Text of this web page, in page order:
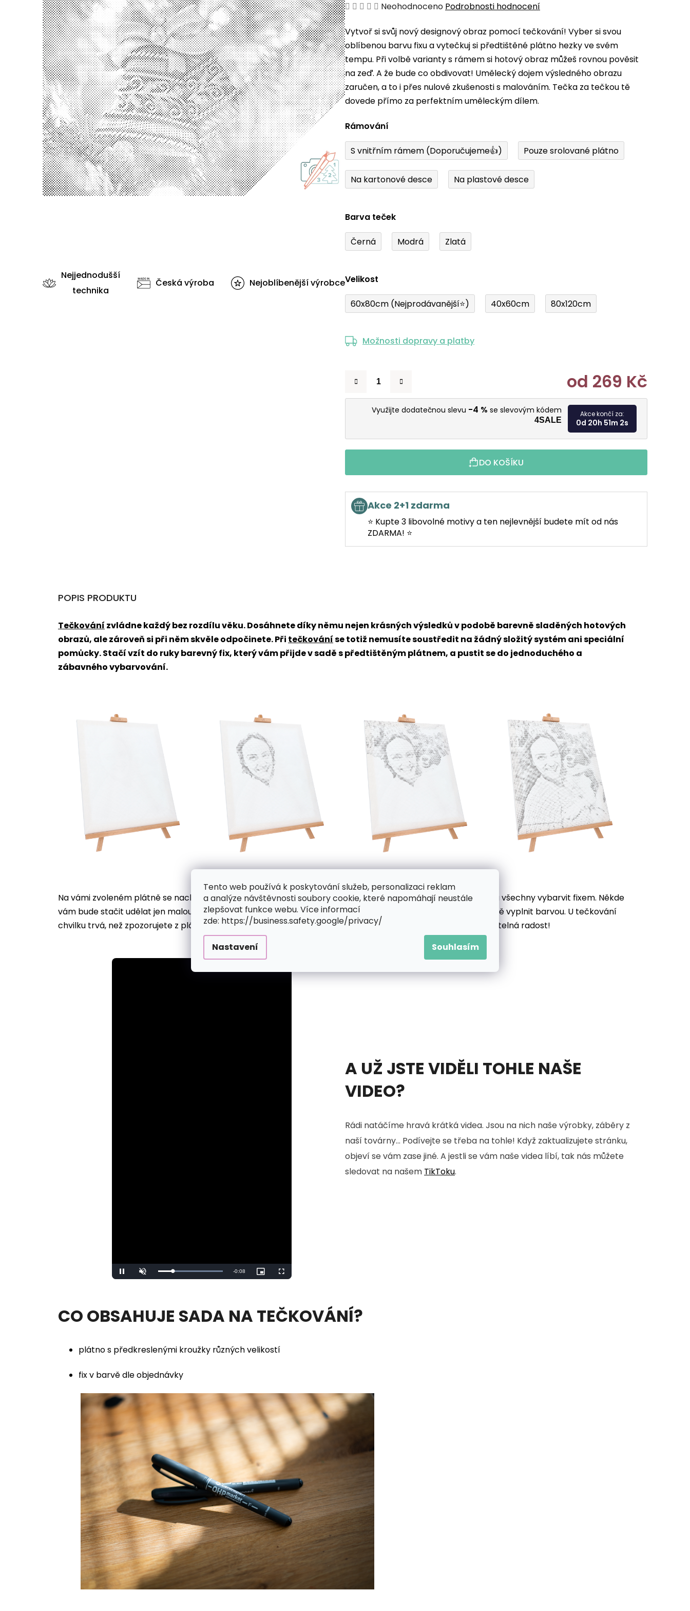
Tento web používá k poskytování služeb, personalizaci reklam
a analýze návštěvnosti soubory cookie, které napomáhají neustále
zlepšovat funkce webu. Více informací
zde: https://business.safety.google/privacy/
Nastavení Souhlasím
Průměrné
produktu
je
0,0
z
5
hvězdiček.
Neohodnoceno Podrobnosti hodnocení
Vytvoř si svůj nový designový obraz pomocí tečkování! Vyber si svou
oblíbenou barvu fixu a vytečkuj si předtištěné plátno hezky ve svém
tempu. Při volbě varianty s rámem si hotový obraz můžeš rovnou pověsit
na zeď. A že bude co obdivovat! Umělecký dojem výsledného obrazu
zaručen, a to i přes nulové zkušenosti s malováním. Tečka za tečkou tě
dovede přímo za perfektním uměleckým dílem.
Rámování
S vnitřním rámem (Doporučujeme👍) Pouze srolované plátno
Na kartonové desce Na plastové desce
Barva teček
Černá Modrá Zlatá
Velikost
60x80cm (Nejprodávanější⭐) 40x60cm 80x120cm
Možnosti dopravy a platby
od 269 Kč
Měrná
Využijte dodatečnou slevu -4 % se slevovým kódem
4SALE
Akce končí za:
0d 20h 51m 1s
DO KOŠÍKU
Akce 2+1 zdarma
⭐ Kupte 3 libovolné motivy a ten nejlevnější budete mít od nás
ZDARMA! ⭐
Nejjednodušší
technika
Česká výroba Nejoblíbenější výrobce
POPIS PRODUKTU
Tečkování zvládne každý bez rozdílu věku. Dosáhnete díky němu nejen krásných výsledků v podobě barevně sladěných hotových
obrazů, ale zároveň si při něm skvěle odpočinete. Při tečkováníse totiž nemusíte soustředit na žádný složitý systém ani speciální
pomůcky. Stačí vzít do ruky barevný fix, který vám přijde v sadě s předtištěným plátnem, a pustit se do jednoduchého a
zábavného vybarvování.
Na vámi zvoleném plátně se nachází desítky až stovky různě velkých předtištěných kroužků, která je potřeba všechny vybarvit fixem. Někde
vám bude stačit udělat jen malou tečku, jinde bude nutné do plátna trochu víc zatlačit a celý kroužek důkladně vyplnit barvou. U tečkování
chvilku trvá, než zpozorujete z plátna vystupovat svůj motiv. Jakmile se ale začne rýsovat, zaplaví vás neuvěřitelná radost!
Pause Unmute Loaded:
100.00%
Remaining
-0:06
Picture-
in-
Fullscreen
A UŽ JSTE VIDĚLI TOHLE NAŠE
VIDEO?
Rádi natáčíme hravá krátká videa. Jsou na nich naše výrobky, záběry z
naší továrny... Podívejte se třeba na tohle! Když zaktualizujete stránku,
objeví se vám zase jiné. A jestli se vám naše videa líbí, tak nás můžete
sledovat na našem TikToku.
CO OBSAHUJE SADA NA TEČKOVÁNÍ?
plátno s předkreslenými kroužky různých velikostí
fix v barvě dle objednávky